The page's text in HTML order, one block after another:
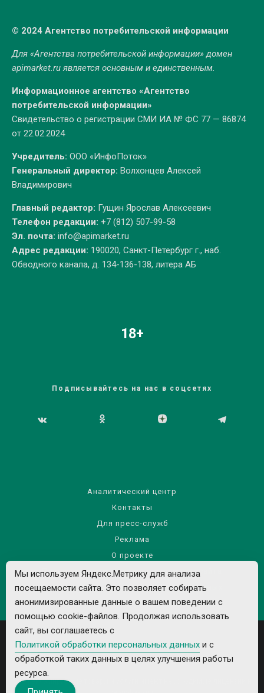
© 2024 Агентство потребительской информации
Для «Агентства потребительской информации» домен
apimarket.ruявляется основным и единственным.
Информационное агентство «Агентство
потребительской информации»
Свидетельство о регистрации СМИ ИА № ФС 77 — 86874
от 22.02.2024
Учредитель: ООО «ИнфоПоток»
Генеральный директор: Волхонцев Алексей
Владимирович
Главный редактор: Гущин Ярослав Алексеевич
Телефон редакции: +7 (812) 507-99-58
Эл. почта: info@apimarket.ru
Адрес редакции: 190020, Санкт-Петербург г., наб.
Обводного канала, д. 134-136-138, литера АБ
18+
Подписывайтесь на нас в соцсетях
Аналитический центр
Контакты
Для пресс-служб
Реклама
О проекте
Правила использования материалов сайта
Политика обработки персональных данных
Все рекламируемые товары и услуги имеют необходимые лицензии и
Мы используем Яндекс.Метрику для анализа
посещаемости сайта. Это позволяет собирать
анонимизированные данные о вашем поведении с
помощью cookie-файлов. Продолжая использовать
сайт, вы соглашаетесь с
Политикой обработки персональных данных и с
обработкой таких данных в целях улучшения работы
ресурса.